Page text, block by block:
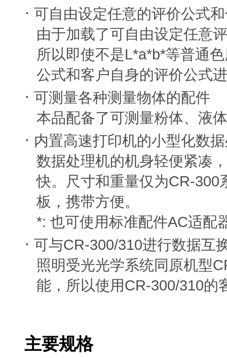
· 可自由设定任意的评价公式
由于加载了可自由设定任意
所以即使不是L*a*b*等普通
公式和客户自身的评价公式
· 可测量各种测量物体的配件
本品配备了可测量粉体、液
· 内置高速打印机的小型化数
数据处理机的机身轻便紧凑
快。尺寸和重量仅为CR-300
板，携带方便。
*: 也可使用标准配件AC适配
· 可与CR-300/310进行数据互
照明受光光学系统同原机型
能，所以使用CR-300/310的
主要规格